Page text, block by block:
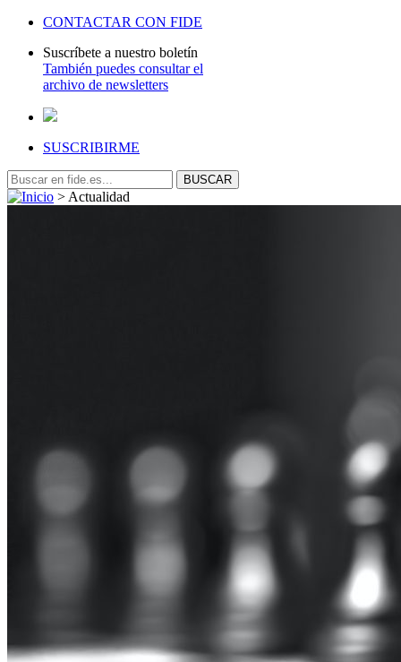
CONTACTAR CON FIDE
Suscríbete a nuestro boletín
También puedes consultar el
archivo de newsletters
SUSCRIBIRME
> Actualidad